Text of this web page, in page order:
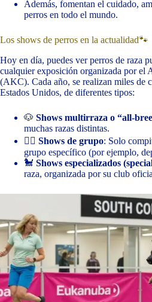
Además, fomentan el cuidado,
perros en todo el mundo.
Los shows de perros en la actualidad🐾
Hoy en día, puedes ver perros de raza
cualquier exposición organizada por el
(AKC). Cada año, se realizan miles de
Estados Unidos, de diferentes tipos:
🐶 Shows multirraza o “all-
muchas razas distintas.
🐕‍🦺 Shows de grupo: Solo
grupo específico (por ejemplo,
🐩 Shows especializados
raza, organizada por su club